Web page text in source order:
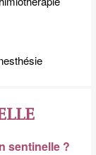
sentinelle ?